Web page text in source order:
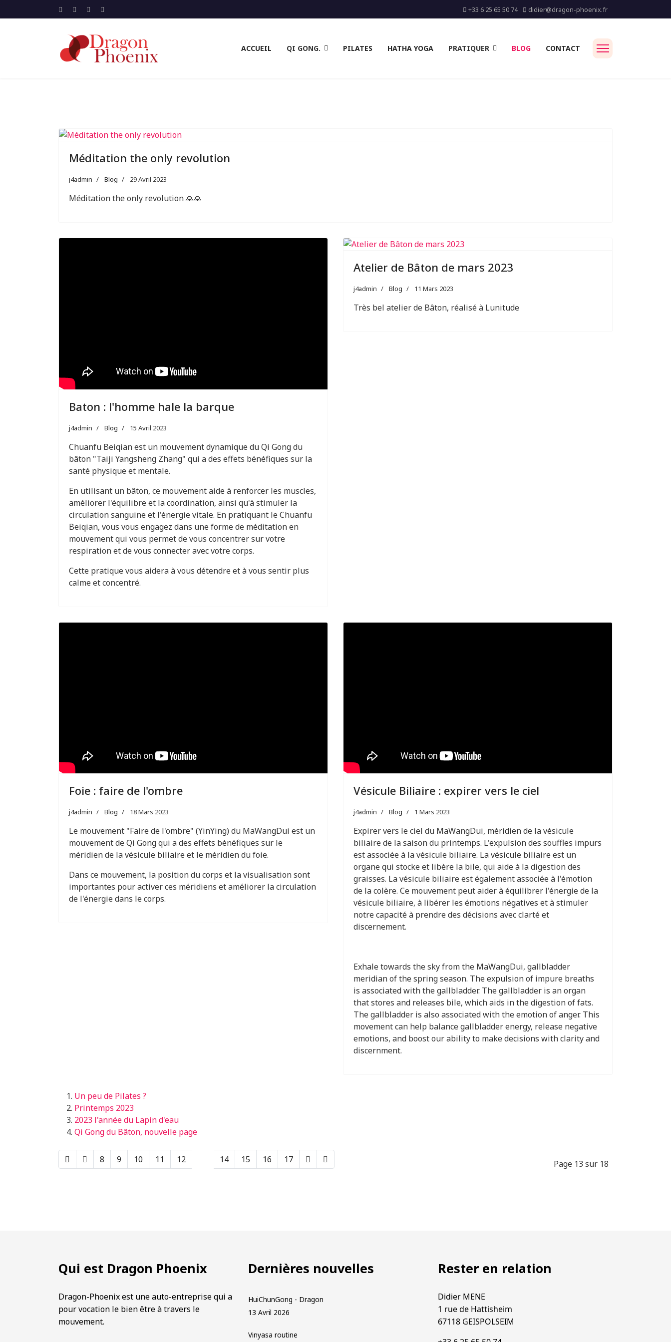
+33 6 25 65 50 74 didier@dragon-phoenix.fr
ACCUEIL QI GONG. PILATES HATHA YOGA PRATIQUER BLOG CONTACT
Méditation the only revolution
j4admin Blog 29 Avril 2023
Méditation the only revolution 🙏🙏
Baton : l'homme hale la barque
j4admin Blog 15 Avril 2023
Chuanfu Beiqian est un mouvement dynamique du Qi Gong du
bâton "Taiji Yangsheng Zhang" qui a des effets bénéfiques sur la
santé physique et mentale.
En utilisant un bâton, ce mouvement aide à renforcer les muscles,
améliorer l'équilibre et la coordination, ainsi qu'à stimuler la
circulation sanguine et l'énergie vitale. En pratiquant le Chuanfu
Beiqian, vous vous engagez dans une forme de méditation en
mouvement qui vous permet de vous concentrer sur votre
respiration et de vous connecter avec votre corps.
Cette pratique vous aidera à vous détendre et à vous sentir plus
calme et concentré.
Atelier de Bâton de mars 2023
j4admin Blog 11 Mars 2023
Très bel atelier de Bâton, réalisé à Lunitude
Foie : faire de l'ombre
j4admin Blog 18 Mars 2023
Le mouvement "Faire de l'ombre" (YinYing) du MaWangDui est un
mouvement de Qi Gong qui a des effets bénéfiques sur le
méridien de la vésicule biliaire et le méridien du foie.
Dans ce mouvement, la position du corps et la visualisation sont
importantes pour activer ces méridiens et améliorer la circulation
de l'énergie dans le corps.
Vésicule Biliaire : expirer vers le ciel
j4admin Blog 1 Mars 2023
Expirer vers le ciel du MaWangDui, méridien de la vésicule
biliaire de la saison du printemps. L'expulsion des souffles impurs
est associée à la vésicule biliaire. La vésicule biliaire est un
organe qui stocke et libère la bile, qui aide à la digestion des
graisses. La vésicule biliaire est également associée à l'émotion
de la colère. Ce mouvement peut aider à équilibrer l'énergie de la
vésicule biliaire, à libérer les émotions négatives et à stimuler
notre capacité à prendre des décisions avec clarté et
discernement.
Exhale towards the sky from the MaWangDui, gallbladder
meridian of the spring season. The expulsion of impure breaths
is associated with the gallbladder. The gallbladder is an organ
that stores and releases bile, which aids in the digestion of fats.
The gallbladder is also associated with the emotion of anger. This
movement can help balance gallbladder energy, release negative
emotions, and boost our ability to make decisions with clarity and
discernment.
Un peu de Pilates ?
Printemps 2023
2023 l'année du Lapin d'eau
Qi Gong du Bâton, nouvelle page
Page 13 sur 18
8 9 10 11 12 14 15 16 17
Qui est Dragon Phoenix
Dragon-Phoenix est une auto-entreprise qui a
pour vocation le bien être à travers le
mouvement.
Dernières nouvelles
HuiChunGong - Dragon
13 Avril 2026
Vinyasa routine
Rester en relation
Didier MENE
1 rue de Hattisheim
67118 GEISPOLSEIM